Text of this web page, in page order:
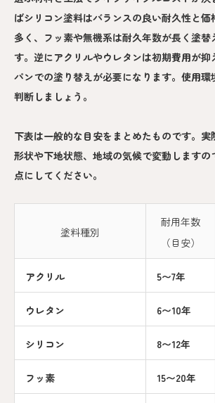
ばシリコン塗料はバランスの良い耐久性と
多く、フッ素や無機系は耐久年数が長く塗替
す。逆にアクリルやウレタンは初期費用が抑
パンでの塗り替えが必要になります。使用環
判断しましょう。
下表は一般的な目安をまとめたものです。実
形状や下地状態、地域の気候で変動します
点にしてください。
塗料種別
耐用年数
（目安）
アクリル 5〜7年
ウレタン 6〜10年
シリコン 8〜12年
フッ素 15〜20年